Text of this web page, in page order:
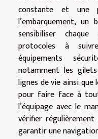
constante et une
l’embarquement, un
sensibiliser
protocoles à
équipements
notamment les
lignes de vie ainsi que
pour faire face à
l’équipage avec le
vérifier
garantir une